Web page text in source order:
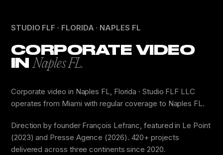
STUDIO FLF · FLORIDA · NAPLES FL
CORPORATE VIDEO
INNaples FL.
Corporate video in Naples FL, Florida · Studio FLF LLC
operates from Miami with regular coverage to Naples FL.
Direction by founder François Lefranc, featured in Le Point
(2023) and Presse Agence (2026). 420+ projects
delivered across three continents since 2020.